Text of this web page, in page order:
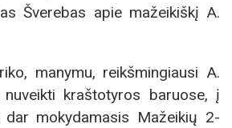
Šverebas apie mažeikiškį A.
manymu, reikšmingiausi A.
kraštotyros baruose, į
dar mokydamasis Mažeikių 2-